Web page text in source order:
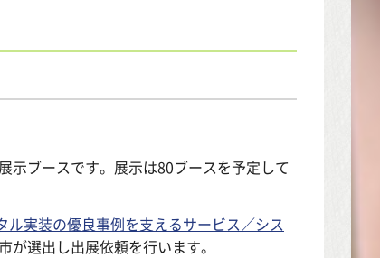
示ブースです。展示は80ブースを予定して
ル実装の優良事例を支えるサービス／シス
選出し出展依頼を行います。